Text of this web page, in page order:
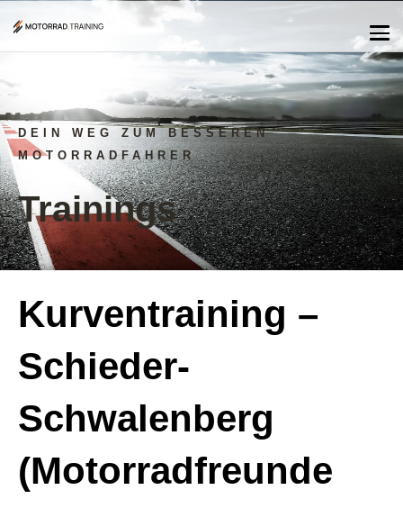
DEIN WEG ZUM BESSEREN
MOTORRADFAHRER
Trainings
Kurventraining –
Schieder-
Schwalenberg
(Motorradfreunde